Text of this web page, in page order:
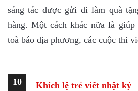
sáng tác được gửi đi làm quà
hàng. Một cách khác nữa là
toà báo địa phương, các cuộc thi
10 Khích lệ trẻ viết nhật ký